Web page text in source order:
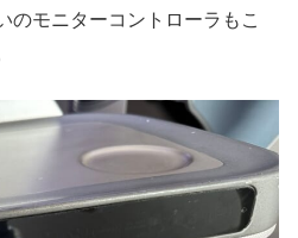
のモニターコントローラもこ